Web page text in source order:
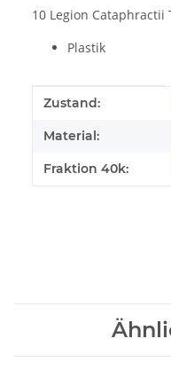
10 Legion Cataphractii
Plastik
Produkteigenschaft
Wert
Zustand:
Material:
Fraktion 40k: